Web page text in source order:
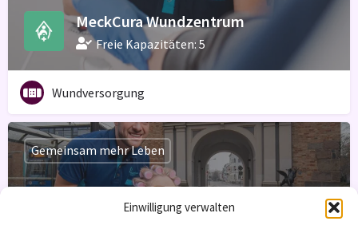
Einwilligung verwalten
MeckCura Wundzentrum
Freie Kapazitäten: 5
Wundversorgung
Gemeinsam mehr Leben